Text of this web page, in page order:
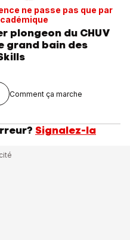
ne passe pas que par
plongeon du CHUV
grand bain des
Comment ça marche
Signalez-la